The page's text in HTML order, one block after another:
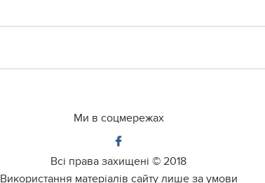
Ми в соцмережах
Всі права захищені © 2018
Використання матеріалів сайту лише за умови